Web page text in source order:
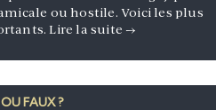
ou hostile. Voici les plus
Lire la suite →
FAUX ?